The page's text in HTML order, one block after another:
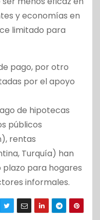
y economías en
limitado para
pago, por otro
por el apoyo
de hipotecas
públicos
rentas
Turquía) han
para hogares
informales.